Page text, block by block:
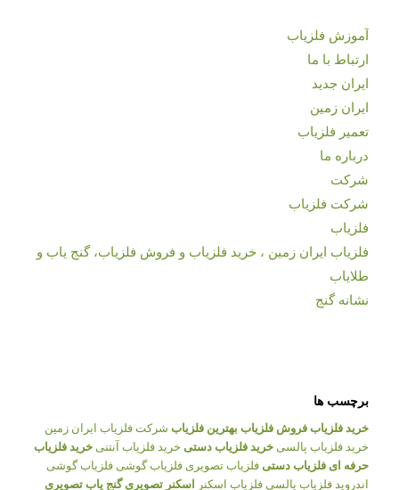
آموزش فلزیاب
ارتباط با ما
ایران جدید
ایران زمین
تعمیر فلزیاب
درباره ما
شرکت
شرکت فلزیاب
فلزیاب
فلزیاب ایران زمین ، خرید فلزیاب و فروش فلزیاب، گنج یاب و
طلایاب
نشانه گنج
برچسب ها
خرید فلزیاب فروش فلزیاب بهترین فلزیاب شرکت فلزیاب ایران زمین
خرید فلزیاب پالسی خرید فلزیاب دستی خرید فلزیاب آنتنی خرید فلزیاب
حرفه ای فلزیاب دستی فلزیاب تصویری فلزیاب گوشی فلزیاب گوشی
اندروید فلزیاب پالسی فلزیاب اسکنر اسکنر تصویری گنج یاب تصویری